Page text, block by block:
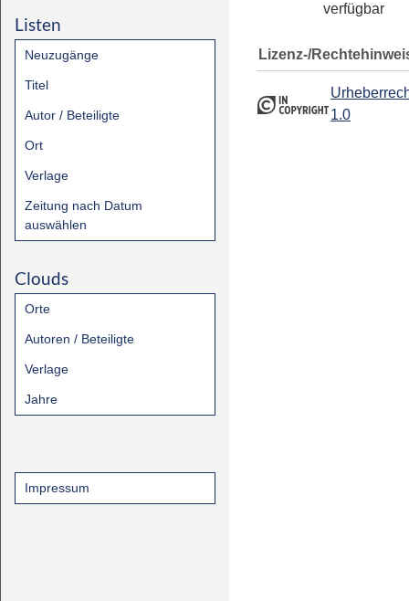
Listen
Neuzugänge
Titel
Autor / Beteiligte
Ort
Verlage
Zeitung nach Datum
auswählen
Clouds
Orte
Autoren / Beteiligte
Verlage
Jahre
Impressum
verfügbar
Lizenz-/
1.0